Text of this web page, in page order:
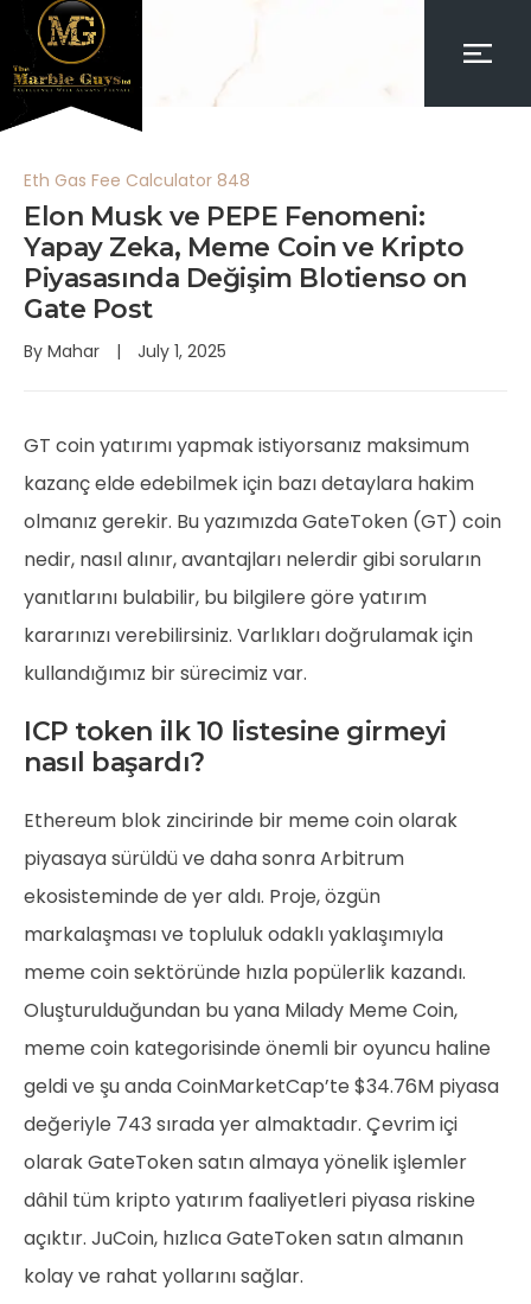
Eth Gas Fee Calculator 848
Elon Musk ve PEPE Fenomeni:
Yapay Zeka, Meme Coin ve Kripto
Piyasasında Değişim Blotienso on
Gate Post
By Mahar July 1, 2025
GT coin yatırımı yapmak istiyorsanız maksimum
kazanç elde edebilmek için bazı detaylara hakim
olmanız gerekir. Bu yazımızda GateToken (GT) coin
nedir, nasıl alınır, avantajları nelerdir gibi soruların
yanıtlarını bulabilir, bu bilgilere göre yatırım
kararınızı verebilirsiniz. Varlıkları doğrulamak için
kullandığımız bir sürecimiz var.
ICP token ilk 10 listesine girmeyi
nasıl başardı?
Ethereum blok zincirinde bir meme coin olarak
piyasaya sürüldü ve daha sonra Arbitrum
ekosisteminde de yer aldı. Proje, özgün
markalaşması ve topluluk odaklı yaklaşımıyla
meme coin sektöründe hızla popülerlik kazandı.
Oluşturulduğundan bu yana Milady Meme Coin,
meme coin kategorisinde önemli bir oyuncu haline
geldi ve şu anda CoinMarketCap’te $34.76M piyasa
değeriyle 743 sırada yer almaktadır. Çevrim içi
olarak GateToken satın almaya yönelik işlemler
dâhil tüm kripto yatırım faaliyetleri piyasa riskine
açıktır. JuCoin, hızlıca GateToken satın almanın
kolay ve rahat yollarını sağlar.